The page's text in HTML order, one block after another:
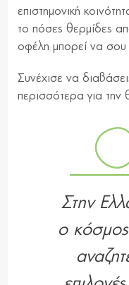
επιστημονική
το πόσες θερμίδες
οφέλη μπορεί να
Συνέχισε να
περισσότερα για την
Στην
ο κόσμος